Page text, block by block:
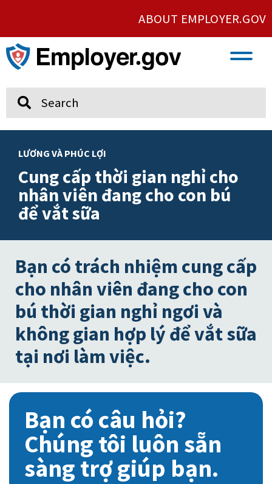
ABOUT EMPLOYER.GOV
LƯƠNG VÀ PHÚC LỢI
Cung cấp thời gian nghỉ cho
nhân viên đang cho con bú
để vắt sữa
Bạn có trách nhiệm cung cấp
cho nhân viên đang cho con
bú thời gian nghỉ ngơi và
không gian hợp lý để vắt sữa
tại nơi làm việc.
Bạn có câu hỏi?
Chúng tôi luôn sẵn
sàng trợ giúp bạn.